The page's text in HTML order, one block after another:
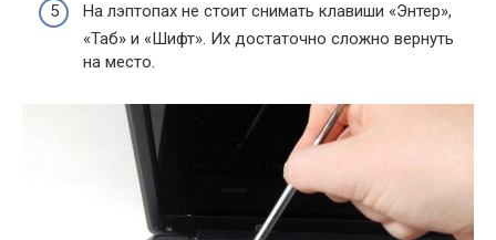
На лэптопах не стоит снимать клавиши «Энтер»,
«Таб» и «Шифт». Их достаточно сложно вернуть
на место.